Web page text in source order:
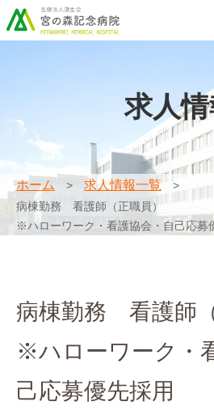
求人
ホーム 求人情報一覧
病棟勤務 看護師（正職員）
※ハローワーク・看護協会・自己応募
病棟勤務 看護師（
※ハローワーク・
己応募優先採用